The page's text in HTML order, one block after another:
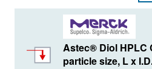
Astec® Diol HPLC
particle size, L x